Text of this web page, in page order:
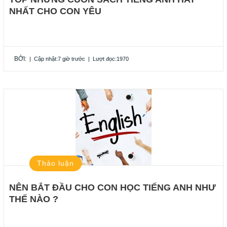
NHẤT CHO CON YÊU
BỞI: | Cập nhật:7 giờ trước | Lượt đọc:1970
Thảo luận
NÊN BẮT ĐẦU CHO CON HỌC TIẾNG ANH NHƯ
THẾ NÀO ?